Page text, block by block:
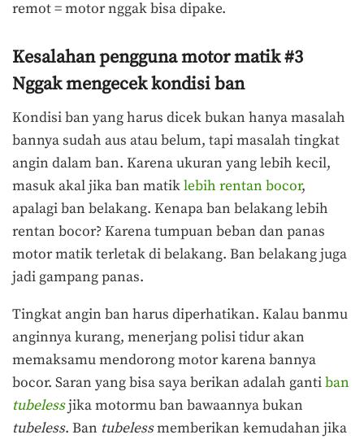
remot = motor nggak bisa dipake.
Kesalahan pengguna motor matik #3
Nggak mengecek kondisi ban
Kondisi ban yang harus dicek bukan hanya masalah
bannya sudah aus atau belum, tapi masalah tingkat
angin dalam ban. Karena ukuran yang lebih kecil,
masuk akal jika ban matiklebih rentan bocor,
apalagi ban belakang. Kenapa ban belakang lebih
rentan bocor? Karena tumpuan beban dan panas
motor matik terletak di belakang. Ban belakang juga
jadi gampang panas.
Tingkat angin ban harus diperhatikan. Kalau banmu
anginnya kurang, menerjang polisi tidur akan
memaksamu mendorong motor karena bannya
bocor. Saran yang bisa saya berikan adalah gantiban
tubelessjika motormu ban bawaannya bukan
tubeless. Ban tubelessmemberikan kemudahan jika